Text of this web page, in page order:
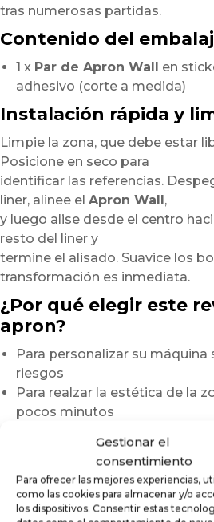
Gestionar el
consentimiento
Para ofrecer las mejores experiencias,
como las cookies para almacenar y/o
los dispositivos. Consentir estas
tras numerosas partidas.
Contenido del
1 x Par de Apron Wall en
adhesivo (corte a medida)
Instalación rápida y
Limpie la zona, que debe estar
Posicione en seco para
identificar las referencias.
liner, alinee el Apron Wall,
y luego alise desde el centro
resto del liner y
termine el alisado. Suavice los
transformación es inmediata.
¿Por qué elegir este
apron?
Para personalizar su
riesgos
Para realzar la estética de la
pocos minutos
Nota:Los gráficos se imprimen
Pueden aparecer ligeras
según los lotes y la iluminación